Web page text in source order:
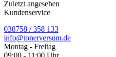
Zuletzt angesehen
Kundenservice
038758 / 358 133
info@tonerversum.de
Montag - Freitag
09:00 - 11:00 Uhr